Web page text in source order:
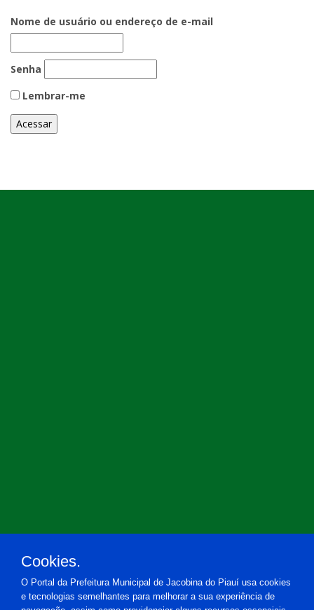
Nome de usuário ou endereço de e-mail
Senha
Lembrar-me
Cookies.
O Portal da Prefeitura Municipal de Jacobina do Piauí usa cookies
e tecnologias semelhantes para melhorar a sua experiência de